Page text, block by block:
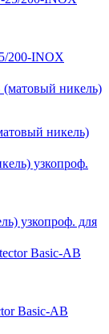
200-INOX
никель)
узкопроф. для
Basic-AB